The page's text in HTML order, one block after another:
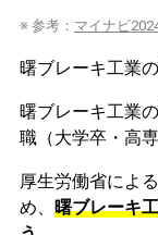
※ 参考： マイナビ
曙ブレーキ工業
曙ブレーキ工業
職（大学卒・高
厚生労働省によ
め、 曙ブレーキ